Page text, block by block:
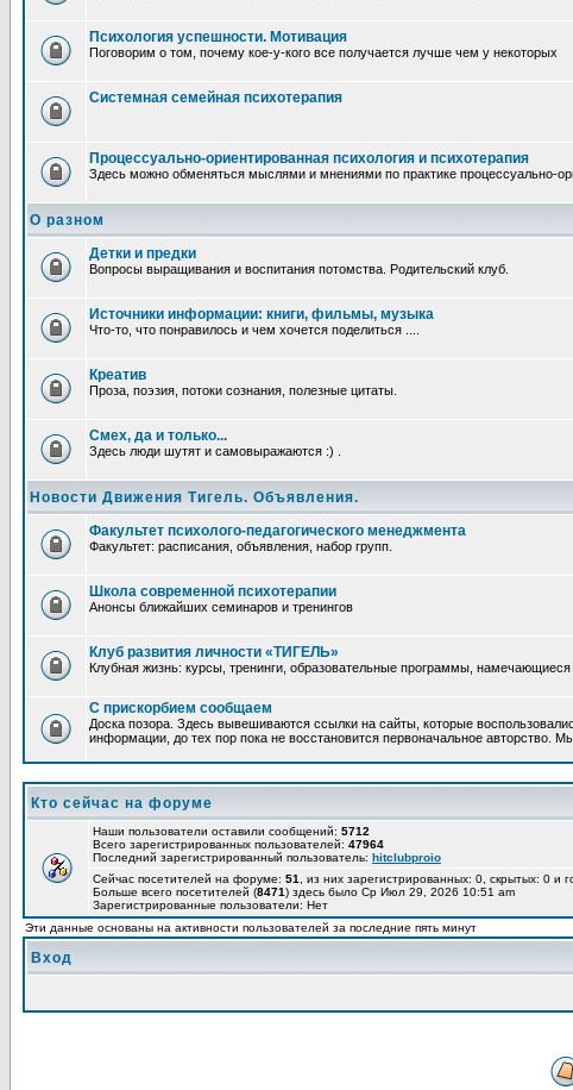
Психология успешности. Мотивация
Поговорим о том, почему кое-у-кого все получается лучше чем у некоторых
Системная семейная психотерапия
Процессуально-ориентированная психология и психотерапия
Здесь можно обменяться мыслями и мнениями по практике процессуально-
О разном
Детки и предки
Вопросы выращивания и воспитания потомства. Родительский клуб.
Источники информации: книги, фильмы, музыка
Что-то, что понравилось и чем хочется поделиться ....
Креатив
Проза, поэзия, потоки сознания, полезные цитаты.
Смех, да и только...
Здесь люди шутят и самовыражаются :) .
Новости Движения Тигель. Объявления.
Факультет психолого-педагогического менеджмента
Факультет: расписания, объявления, набор групп.
Школа современной психотерапии
Анонсы ближайших семинаров и тренингов
Клуб развития личности «ТИГЕЛЬ»
Клубная жизнь: курсы, тренинги, образовательные программы, намечающиеся
С прискорбием сообщаем
Доска позора. Здесь вывешиваются ссылки на сайты, которые
информации, до тех пор пока не восстановится первоначальное авторство.
Кто сейчас на форуме
Наши пользователи оставили сообщений: 5712
Всего зарегистрированных пользователей: 47964
Последний зарегистрированный пользователь: hitclubproio
Сейчас посетителей на форуме: 51 , из них зарегистрированных: 0, скрытых: 0 и
Больше всего посетителей (8471) здесь было Ср Июл 29, 2026 10:51 am
Зарегистрированные пользователи: Нет
Эти данные основаны на активности пользователей за последние пять минут
Вход